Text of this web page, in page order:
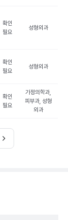
확인
필요
성형외과
확인
필요
성형외과
확인
필요
가정의학과,
피부과, 성형
외과